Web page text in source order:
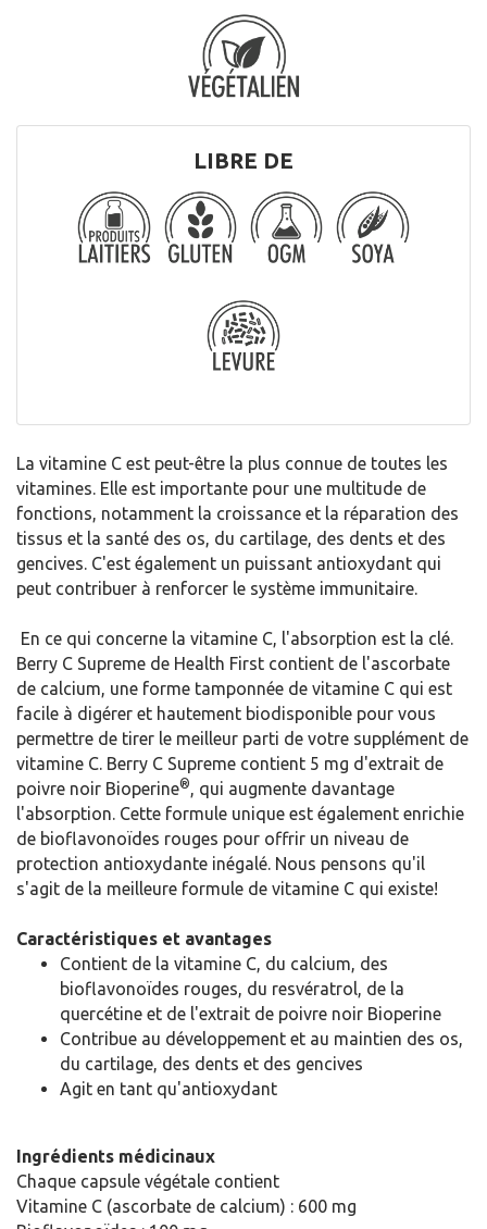
LIBRE DE
La vitamine C est peut-être la plus connue de toutes les
vitamines. Elle est importante pour une multitude de
fonctions, notamment la croissance et la réparation des
tissus et la santé des os, du cartilage, des dents et des
gencives. C'est également un puissant antioxydant qui
peut contribuer à renforcer le système immunitaire.
En ce qui concerne la vitamine C, l'absorption est la clé.
Berry C Supreme de Health First contient de l'ascorbate
de calcium, une forme tamponnée de vitamine C qui est
facile à digérer et hautement biodisponible pour vous
permettre de tirer le meilleur parti de votre supplément de
vitamine C. Berry C Supreme contient 5 mg d'extrait de
poivre noir Bioperine®, qui augmente davantage
l'absorption. Cette formule unique est également enrichie
de bioflavonoïdes rouges pour offrir un niveau de
protection antioxydante inégalé. Nous pensons qu'il
s'agit de la meilleure formule de vitamine C qui existe!
Caractéristiques et avantages
Contient de la vitamine C, du calcium, des
bioflavonoïdes rouges, du resvératrol, de la
quercétine et de l'extrait de poivre noir Bioperine
Contribue au développement et au maintien des os,
du cartilage, des dents et des gencives
Agit en tant qu'antioxydant
Ingrédients médicinaux
Chaque capsule végétale contient
Vitamine C (ascorbate de calcium) : 600 mg